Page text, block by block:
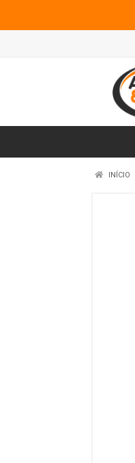
INÍCIO